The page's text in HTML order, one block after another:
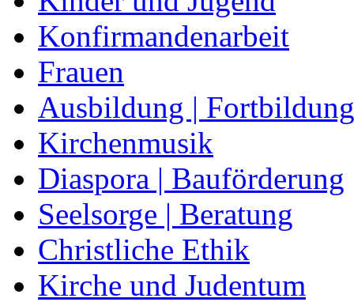
Konfirmandenarbeit
Frauen
Ausbildung | Fortbildung
Kirchenmusik
Diaspora | Bauförderung
Seelsorge | Beratung
Christliche Ethik
Kirche und Judentum